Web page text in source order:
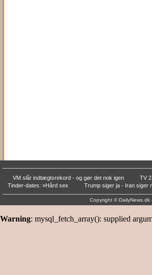
VM slår indtægtsrekord - og gør det nok igen
TV
Tinder-dates: »Hård sex
Trump siger ja - Iran siger
Copyright ©
Warning: mysql_fetch_array(): supplied